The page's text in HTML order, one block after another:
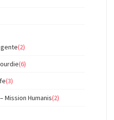
(2)
(6)
(3)
Mission Humanis(2)